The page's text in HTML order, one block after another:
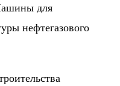
для
нефтегазового